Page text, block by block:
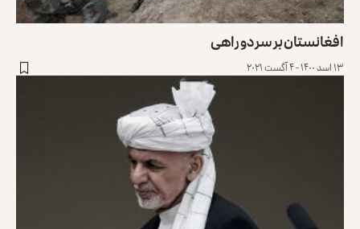
افغانستان بر سر دو راهی
۱۳ اسد ۱۴۰۰ - ۴ آگست ۲۰۲۱